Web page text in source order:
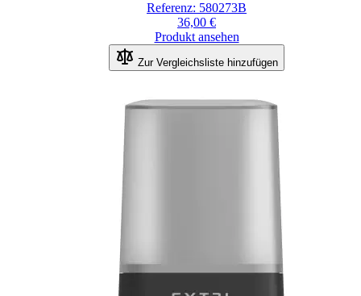
Referenz: 580273B
36,00 €
Produkt ansehen
Zur Vergleichsliste hinzufügen